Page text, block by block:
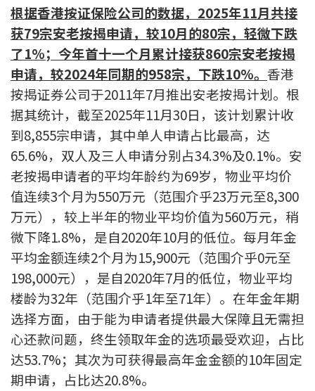
公司动态
按市新闻
统计数据库
按揭快趣智识
按揭智库
楼按专栏
按揭百科
实时银行资讯
装修·保险优惠
免费装修转介服务
装修设计专栏
根据香港按证保险公司的数据，2025年11月共接
获79宗安老按揭申请，较10月的80宗，轻微下跌
了1%；今年首十一个月累计接获860宗安老按揭
申请，较2024年同期的958宗，下跌10%。 香港
按揭证券公司于2011年7月推出安老按揭计划。根
据其统计，截至2025年11月30日，该计划累计收
到8,855宗申请，其中单人申请占比最高，达
65.6%，双人及三人申请分别占34.3%及0.1%。安
老按揭申请者的平均年龄约为69岁，物业平均价
值连续3个月为550万元（范围介乎23万元至8,300
万元），较上半年的物业平均价值为560万元，稍
微下降1.8%，是自2020年10月的低位。每月年金
平均金额连续2个月为15,900元（范围介乎0元至
198,000元），是自2020年7月的低位，物业平均
楼龄为32年（范围介乎1年至71年）。在年金年期
选择方面，由于能为申请者提供最大保障且无需担
心还款问题，终生领取年金的选项最受欢迎，占比
达53.7%；其次为可获得最高年金金额的10年固定
期申请，占比达20.8%。